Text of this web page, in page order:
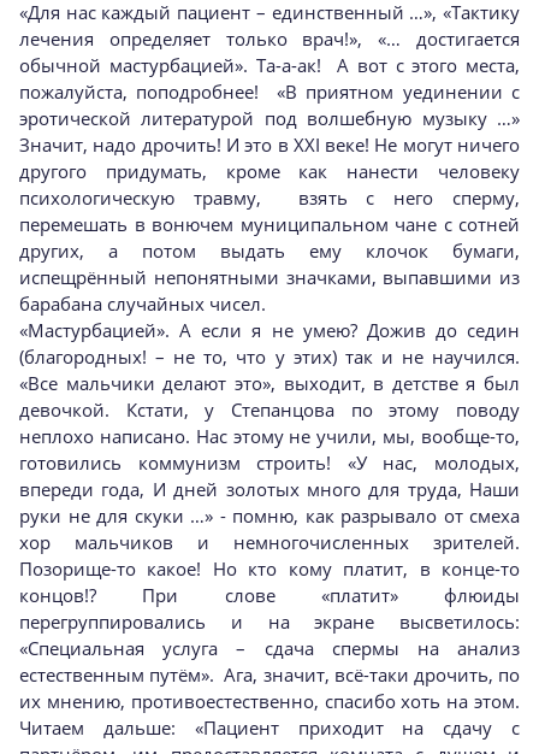
«Для нас каждый пациент – единственный …», «Тактику
лечения определяет только врач!», «… достигается
обычной мастурбацией». Та-а-ак! А вот с этого места,
пожалуйста, поподробнее! «В приятном уединении с
эротической литературой под волшебную музыку …»
Значит, надо дрочить! И это в XXI веке! Не могут ничего
другого придумать, кроме как нанести человеку
психологическую травму, взять с него сперму,
перемешать в вонючем муниципальном чане с сотней
других, а потом выдать ему клочок бумаги,
испещрённый непонятными значками, выпавшими из
барабана случайных чисел.
«Мастурбацией». А если я не умею? Дожив до седин
(благородных! – не то, что у этих) так и не научился.
«Все мальчики делают это», выходит, в детстве я был
девочкой. Кстати, у Степанцова по этому поводу
неплохо написано. Нас этому не учили, мы, вообще-то,
готовились коммунизм строить! «У нас, молодых,
впереди года, И дней золотых много для труда, Наши
руки не для скуки …» - помню, как разрывало от смеха
хор мальчиков и немногочисленных зрителей.
Позорище-то какое! Но кто кому платит, в конце-то
концов!? При слове «платит» флюиды
перегруппировались и на экране высветилось:
«Специальная услуга – сдача спермы на анализ
естественным путём». Ага, значит, всё-таки дрочить, по
их мнению, противоестественно, спасибо хоть на этом.
Читаем дальше: «Пациент приходит на сдачу с